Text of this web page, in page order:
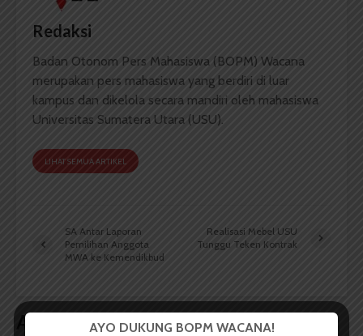
Redaksi
Badan Otonom Pers Mahasiswa (BOPM) Wacana
merupakan pers mahasiswa yang berdiri di luar
kampus dan dikelola secara mandiri oleh mahasiswa
Universitas Sumatera Utara (USU).
LIHAT SEMUA ARTIKEL
SA Antar Laporan
Pemilihan Anggota
MWA ke Kemendikbud
Realisasi Mebel USU
Tunggu Teken Kontrak
Artikel terkait lain
AYO DUKUNG BOPM WACANA!